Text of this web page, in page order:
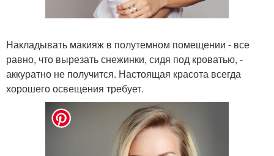
Накладывать макияж в полутемном помещении - все
равно, что вырезать снежинки, сидя под кроватью, -
аккуратно не получится. Настоящая красота всегда
хорошего освещения требует.